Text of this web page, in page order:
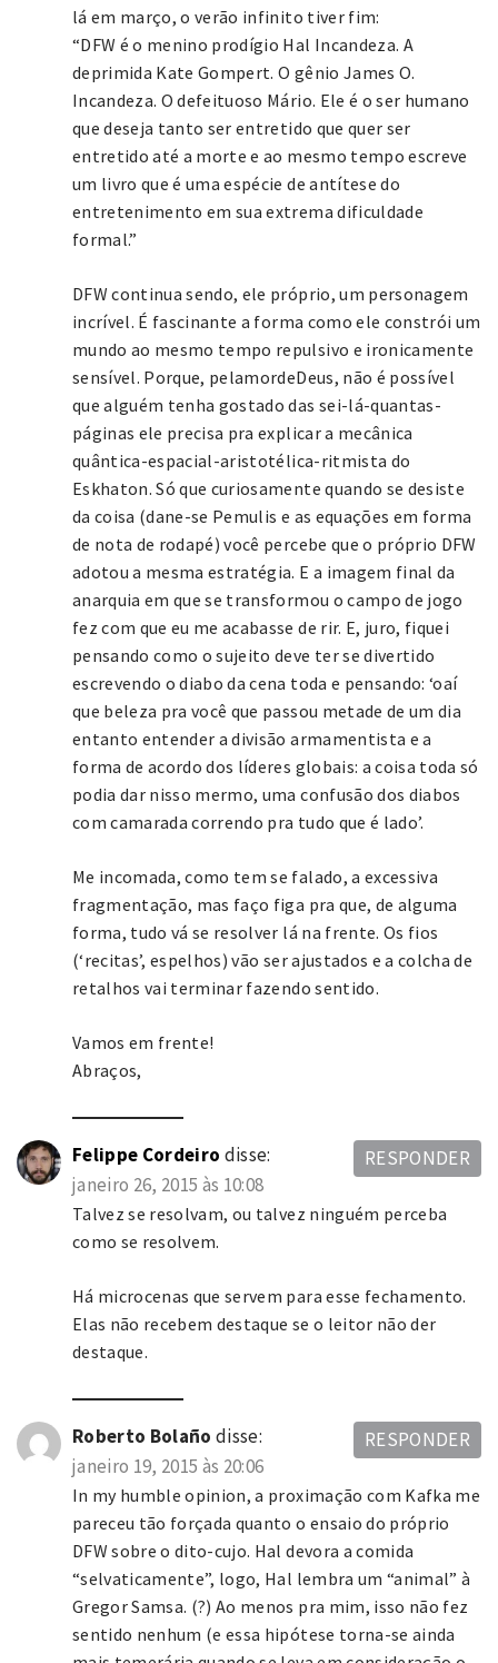
lá em março, o verão infinito tiver fim:
“DFW é o menino prodígio Hal Incandeza. A
deprimida Kate Gompert. O gênio James O.
Incandeza. O defeituoso Mário. Ele é o ser humano
que deseja tanto ser entretido que quer ser
entretido até a morte e ao mesmo tempo escreve
um livro que é uma espécie de antítese do
entretenimento em sua extrema dificuldade
formal.”
DFW continua sendo, ele próprio, um personagem
incrível. É fascinante a forma como ele constrói um
mundo ao mesmo tempo repulsivo e ironicamente
sensível. Porque, pelamordeDeus, não é possível
que alguém tenha gostado das sei-lá-quantas-
páginas ele precisa pra explicar a mecânica
quântica-espacial-aristotélica-ritmista do
Eskhaton. Só que curiosamente quando se desiste
da coisa (dane-se Pemulis e as equações em forma
de nota de rodapé) você percebe que o próprio DFW
adotou a mesma estratégia. E a imagem final da
anarquia em que se transformou o campo de jogo
fez com que eu me acabasse de rir. E, juro, fiquei
pensando como o sujeito deve ter se divertido
escrevendo o diabo da cena toda e pensando: ‘oaí
que beleza pra você que passou metade de um dia
entanto entender a divisão armamentista e a
forma de acordo dos líderes globais: a coisa toda só
podia dar nisso mermo, uma confusão dos diabos
com camarada correndo pra tudo que é lado’.
Me incomada, como tem se falado, a excessiva
fragmentação, mas faço figa pra que, de alguma
forma, tudo vá se resolver lá na frente. Os fios
(‘recitas’, espelhos) vão ser ajustados e a colcha de
retalhos vai terminar fazendo sentido.
Vamos em frente!
Abraços,
Felippe Cordeiro disse:
janeiro 26, 2015 às 10:08
Talvez se resolvam, ou talvez ninguém perceba
como se resolvem.
Há microcenas que servem para esse fechamento.
Elas não recebem destaque se o leitor não der
destaque.
RESPONDER
Roberto Bolaño disse:
janeiro 19, 2015 às 20:06
In my humble opinion, a proximação com Kafka me
pareceu tão forçada quanto o ensaio do próprio
DFW sobre o dito-cujo. Hal devora a comida
“selvaticamente”, logo, Hal lembra um “animal” à
Gregor Samsa. (?) Ao menos pra mim, isso não fez
sentido nenhum (e essa hipótese torna-se ainda
RESPONDER